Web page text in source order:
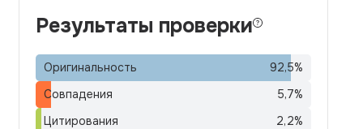
Результаты проверки
Оригинальность 92,5%
Совпадения
5,7%
Цитирования
2,2%